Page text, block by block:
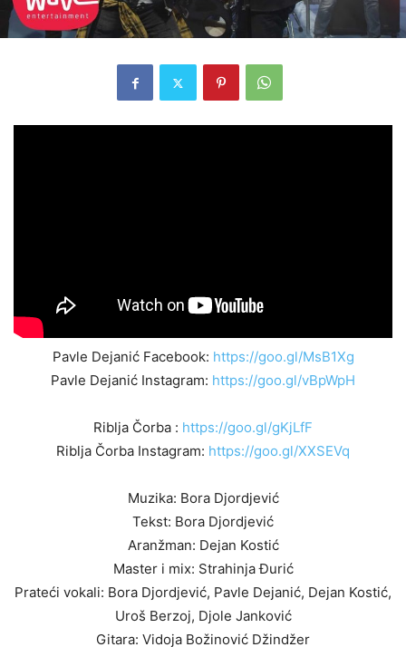
Pavle Dejanić Facebook: https://goo.gl/MsB1Xg
Pavle Dejanić Instagram: https://goo.gl/vBpWpH
Riblja Čorba : https://goo.gl/gKjLfF
Riblja Čorba Instagram: https://goo.gl/XXSEVq
Muzika: Bora Djordjević
Tekst: Bora Djordjević
Aranžman: Dejan Kostić
Master i mix: Strahinja Đurić
Prateći vokali: Bora Djordjević, Pavle Dejanić, Dejan Kostić,
Uroš Berzoj, Djole Janković
Gitara: Vidoja Božinović Džindžer